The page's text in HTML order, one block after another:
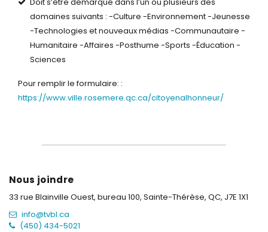
domaines suivants : -Culture -Environnement-Jeunesse
-Technologies et nouveaux médias -Communautaire -
Humanitaire -Affaires -Posthume -Sports -Éducation -
Sciences
Pour remplir le formulaire: :
https://www.ville.rosemere.qc.ca/citoyenalhonneur/
Nous joindre
33 rue Blainville Ouest, bureau 100, Sainte-Thérèse, QC, J7E 1X1
info@tvbl.ca
(450) 434-5021